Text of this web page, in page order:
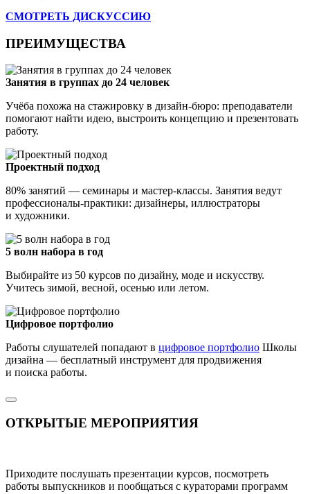
СМОТРЕТЬ ДИСКУССИЮ
ПРЕИМУЩЕСТВА
Занятия в группах до 24 человек
Учёба похожа на стажировку в дизайн-бюро: преподаватели
помогают найти идею, выстроить концепцию и презентовать
работу.
Проектный подход
80% занятий — семинары и мастер-классы. Занятия ведут
профессионалы-практики: дизайнеры, иллюстраторы
и художники.
5 волн набора в год
Выбирайте из 50 курсов по дизайну, моде и искусству.
Учитесь зимой, весной, осенью или летом.
Цифровое портфолио
Работы слушателей попадают в цифровое портфолио Школы
дизайна — бесплатный инструмент для продвижения
и поиска работы.
ОТКРЫТЫЕ МЕРОПРИЯТИЯ
Приходите послушать презентации курсов, посмотреть
работы выпускников и пообщаться с кураторами программ